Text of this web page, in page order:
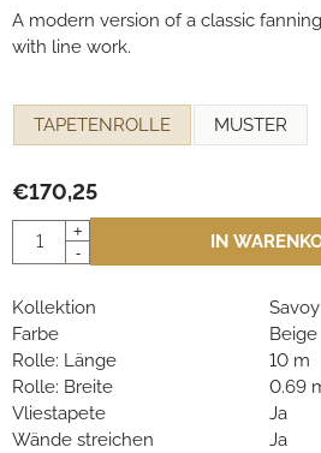
A modern version of a classic
with line work.
TAPETENROLLE MUSTER
€170,25
Anzahl
+
-
IN
Kollektion
Savoy
Farbe
Beige
Rolle: Länge
10 m
Rolle: Breite
0.69
Vliestapete
Ja
Wände streichen
Ja